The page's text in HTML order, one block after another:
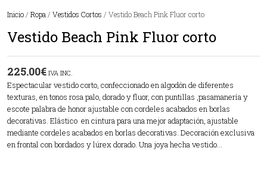
Inicio / Ropa / Vestidos Cortos / Vestido Beach Pink Fluor corto
Vestido Beach Pink Fluor corto
225.00€ IVA INC.
Espectacular vestido corto, confeccionado en algodón de diferentes
texturas, en tonos rosa palo, dorado y fluor, con puntillas ,pasamanería y
escote palabra de honor ajustable con cordeles acabados en borlas
decorativas. Elástico en cintura para una mejor adaptación, ajustable
mediante cordeles acabados en borlas decorativas. Decoración exclusiva
en frontal con bordados y lúrex dorado. Una joya hecha vestido…